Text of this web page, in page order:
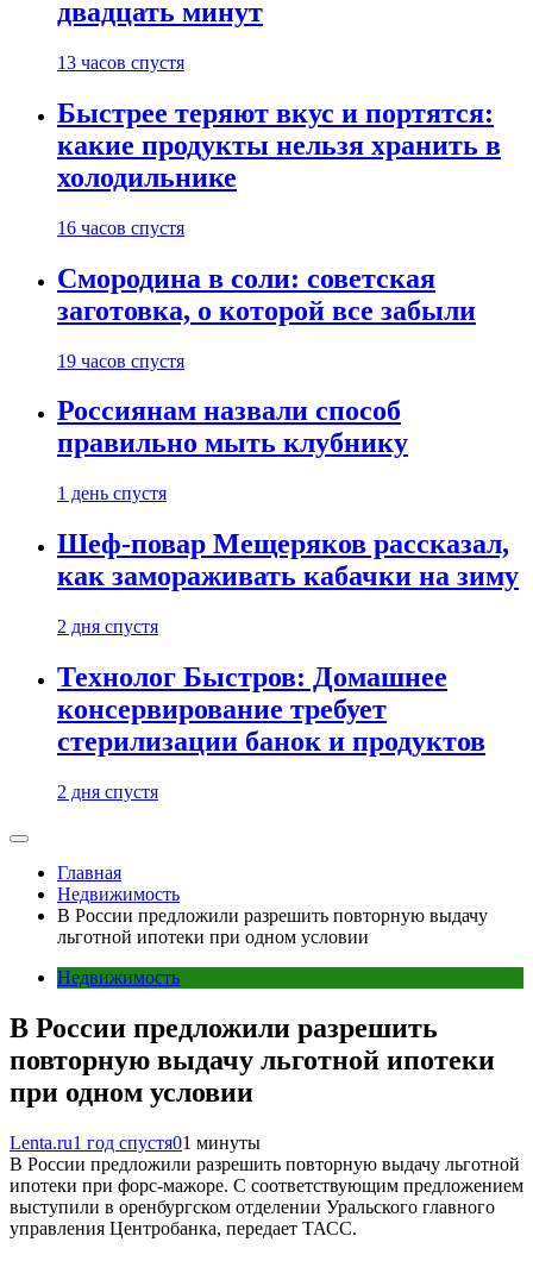
двадцать минут
13 часов спустя
Быстрее теряют вкус и портятся:
какие продукты нельзя хранить в
холодильнике
16 часов спустя
Смородина в соли: советская
заготовка, о которой все забыли
19 часов спустя
Россиянам назвали способ
правильно мыть клубнику
1 день спустя
Шеф-повар Мещеряков рассказал,
как замораживать кабачки на зиму
2 дня спустя
Технолог Быстров: Домашнее
консервирование требует
стерилизации банок и продуктов
2 дня спустя
Главная
Недвижимость
В России предложили разрешить повторную выдачу
льготной ипотеки при одном условии
Недвижимость
В России предложили разрешить
повторную выдачу льготной ипотеки
при одном условии
Lenta.ru1 год спустя01 минуты
В России предложили разрешить повторную выдачу льготной
ипотеки при форс-мажоре. С соответствующим предложением
выступили в оренбургском отделении Уральского главного
управления Центробанка, передает ТАСС.